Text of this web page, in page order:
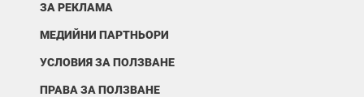
ЗА РЕКЛАМА
МЕДИЙНИ ПАРТНЬОРИ
УСЛОВИЯ ЗА ПОЛЗВАНЕ
ПРАВА ЗА ПОЛЗВАНЕ